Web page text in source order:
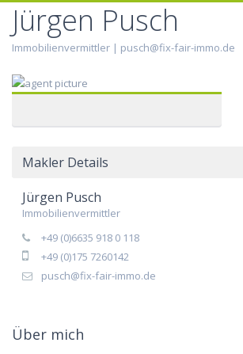
Jürgen Pusch
Immobilienvermittler | pusch@fix-fair-immo.de
Makler Details
Jürgen Pusch
Immobilienvermittler
+49 (0)6635 918 0 118
+49 (0)175 7260142
pusch@fix-fair-immo.de
Über mich